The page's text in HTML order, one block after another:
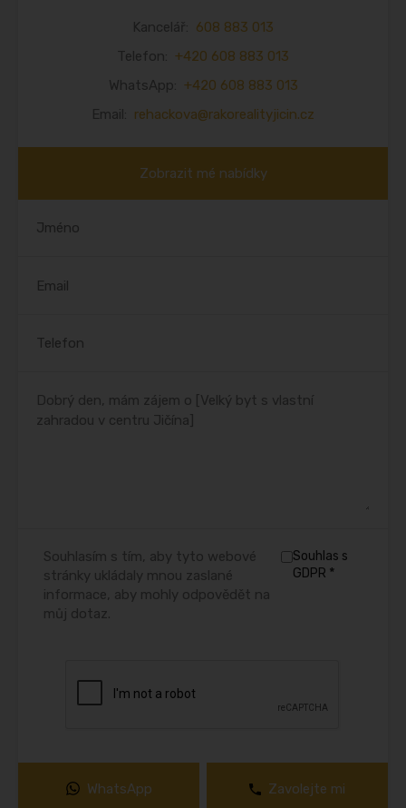
Kancelář: 608 883 013
Telefon: +420 608 883 013
WhatsApp: +420 608 883 013
Email: rehackova@rakorealityjicin.cz
Zobrazit mé nabídky
Souhlas s
GDPR *
Souhlasím s tím, aby tyto webové
stránky ukládaly mnou zaslané
informace, aby mohly odpovědět na
můj dotaz.
WhatsApp Zavolejte mi